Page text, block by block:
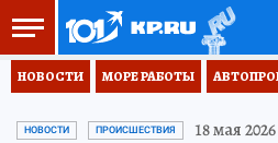
НОВОСТИ МОРЕ РАБОТЫ
НОВОСТИ ПРОИСШЕСТВИЯ 18 мая